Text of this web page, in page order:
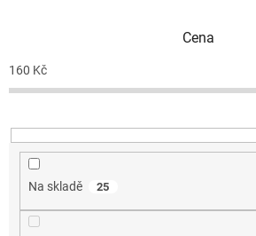
o
d
k
t
Cena
160 Kč
Na skladě 25